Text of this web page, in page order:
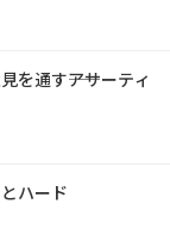
通す――アサーティ
ハード